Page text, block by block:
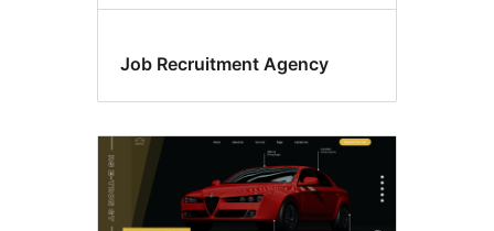
Job Recruitment Agency